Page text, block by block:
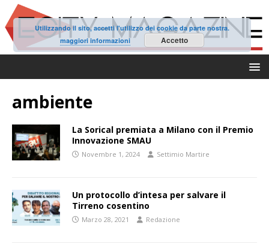
ambiente
La Sorical premiata a Milano con il Premio
Innovazione SMAU
Novembre 1, 2024 Settimio Martire
Un protocollo d’intesa per salvare il
Tirreno cosentino
Marzo 28, 2021 Redazione
Utilizzando il sito, accetti l'utilizzo dei cookie da parte nostra.
maggiori informazioni
Accetto